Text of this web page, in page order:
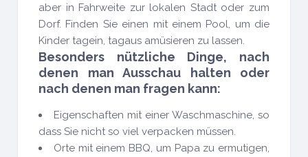
aber in Fahrweite zur lokalen Stadt oder zum
Dorf. Finden Sie einen mit einem Pool, um die
Kinder tagein, tagaus amüsieren zu lassen.
Besonders nützliche Dinge, nach
denen man Ausschau halten oder
nach denen man fragen kann:
Eigenschaften mit einer Waschmaschine, so
dass Sie nicht so viel verpacken müssen.
Orte mit einem BBQ, um Papa zu ermutigen,